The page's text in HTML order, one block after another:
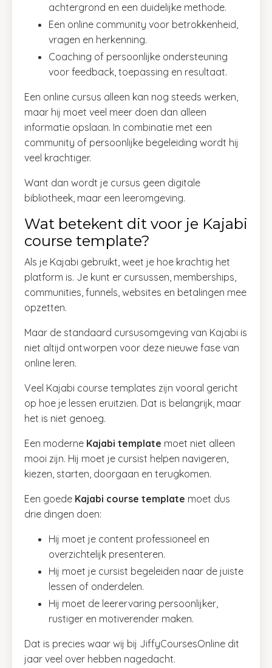
achtergrond en een duidelijke methode.
Een online community voor betrokkenheid,
vragen en herkenning.
Coaching of persoonlijke ondersteuning
voor feedback, toepassing en resultaat.
Een online cursus alleen kan nog steeds werken,
maar hij moet veel meer doen dan alleen
informatie opslaan. In combinatie met een
community of persoonlijke begeleiding wordt hij
veel krachtiger.
Want dan wordt je cursus geen digitale
bibliotheek, maar een leeromgeving.
Wat betekent dit voor je Kajabi
course template?
Als je Kajabi gebruikt, weet je hoe krachtig het
platform is. Je kunt er cursussen, memberships,
communities, funnels, websites en betalingen mee
opzetten.
Maar de standaard cursusomgeving van Kajabi is
niet altijd ontworpen voor deze nieuwe fase van
online leren.
Veel Kajabi course templates zijn vooral gericht
op hoe je lessen eruitzien. Dat is belangrijk, maar
het is niet genoeg.
Een moderne Kajabi template moet niet alleen
mooi zijn. Hij moet je cursist helpen navigeren,
kiezen, starten, doorgaan en terugkomen.
Een goede Kajabi course template moet dus
drie dingen doen:
Hij moet je content professioneel en
overzichtelijk presenteren.
Hij moet je cursist begeleiden naar de juiste
lessen of onderdelen.
Hij moet de leerervaring persoonlijker,
rustiger en motiverender maken.
Dat is precies waar wij bij JiffyCoursesOnline dit
jaar veel over hebben nagedacht.